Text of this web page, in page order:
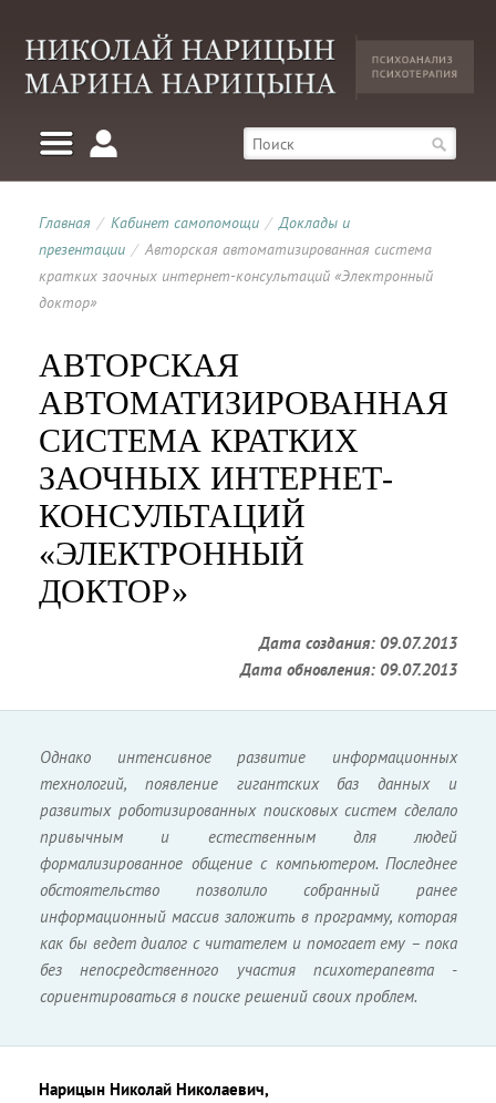
Главная / Кабинет самопомощи / Доклады и
презентации / Авторская автоматизированная система
кратких заочных интернет-консультаций «Электронный
доктор»
АВТОРСКАЯ
АВТОМАТИЗИРОВАННАЯ
СИСТЕМА КРАТКИХ
ЗАОЧНЫХ ИНТЕРНЕТ-
КОНСУЛЬТАЦИЙ
«ЭЛЕКТРОННЫЙ
ДОКТОР»
Дата создания: 09.07.2013
Дата обновления: 09.07.2013
Однако интенсивное развитие информационных
технологий, появление гигантских баз данных и
развитых роботизированных поисковых систем сделало
привычным и естественным для людей
формализированное общение с компьютером. Последнее
обстоятельство позволило собранный ранее
информационный массив заложить в программу, которая
как бы ведет диалог с читателем и помогает ему – пока
без непосредственного участия психотерапевта -
сориентироваться в поиске решений своих проблем.
Нарицын Николай Николаевич,